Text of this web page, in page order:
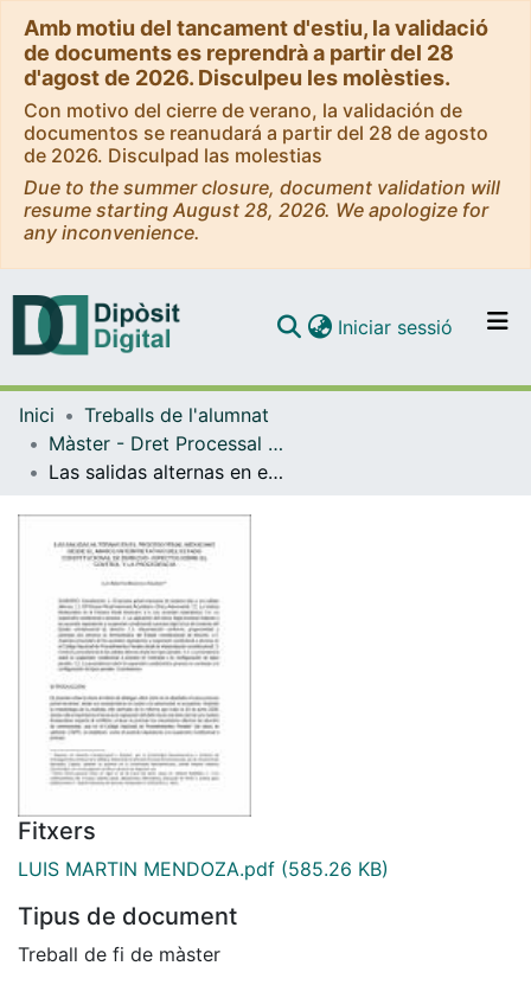
Amb motiu del tancament d'estiu, la validació
de documents es reprendrà a partir del 28
d'agost de 2026. Disculpeu les molèsties.
Con motivo del cierre de verano, la validación de
documentos se reanudará a partir del 28 de agosto
de 2026. Disculpad las molestias
Due to the summer closure, document validation will
resume starting August 28, 2026. We apologize for
any inconvenience.
Navega per tot el DD
Contacte
Iniciar sessió (current)
Inici
Treballs de l'alumnat
Màster - Dret Processal Penal Avançat (IL3-UB)
Las salidas alternas en el proceso penal mexicano desde el marco interpretativo del estado constitucional de derecho. Aspectos sobre el control y la procedencia
Fitxers
LUIS MARTIN MENDOZA.pdf (585.26 KB)
Tipus de document
Treball de fi de màster